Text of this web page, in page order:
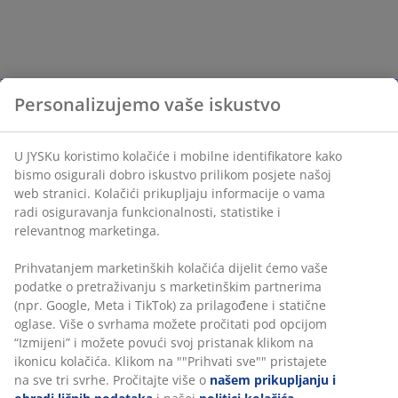
Personalizujemo vaše iskustvo
U JYSKu koristimo kolačiće i mobilne identifikatore kako
bismo osigurali dobro iskustvo prilikom posjete našoj
web stranici. Kolačići prikupljaju informacije o vama
radi osiguravanja funkcionalnosti, statistike i
relevantnog marketinga.
Prihvatanjem marketinških kolačića dijelit ćemo vaše
podatke o pretraživanju s marketinškim partnerima
(npr. Google, Meta i TikTok) za prilagođene i statične
oglase. Više o svrhama možete pročitati pod opcijom
“Izmijeni” i možete povući svoj pristanak klikom na
ikonicu kolačića. Klikom na ""Prihvati sve"" pristajete
na sve tri svrhe. Pročitajte više o našem prikupljanju i